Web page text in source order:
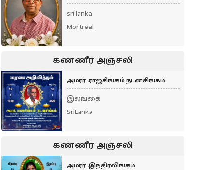
sri lanka
Montreal
கண்ணீர் அஞ்சலி
அமரர் .ராஜசிங்கம் நடனசிங்கம்
இலங்கை
SriLanka
கண்ணீர் அஞ்சலி
அமரர் .இந்திரலிங்கம்